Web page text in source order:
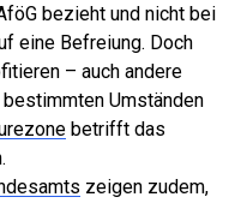
bezieht und nicht bei
eine Befreiung. Doch
– auch andere
Umständen
betrifft das
zeigen zudem,